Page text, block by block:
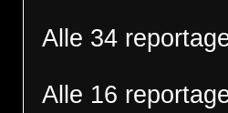
Alle 34
Alle 16